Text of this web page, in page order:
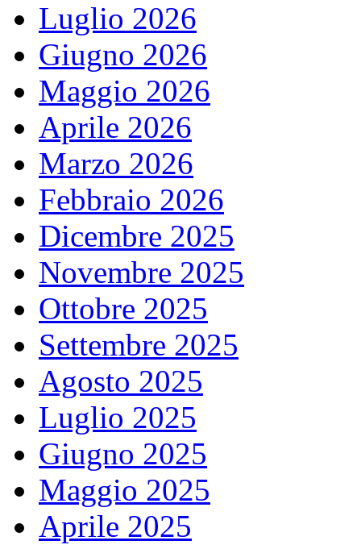
Luglio 2026
Giugno 2026
Maggio 2026
Aprile 2026
Marzo 2026
Febbraio 2026
Dicembre 2025
Novembre 2025
Ottobre 2025
Settembre 2025
Agosto 2025
Luglio 2025
Giugno 2025
Maggio 2025
Aprile 2025